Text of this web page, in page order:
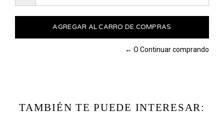
← O Continuar comprando
TAMBIÉN TE PUEDE INTERESAR: